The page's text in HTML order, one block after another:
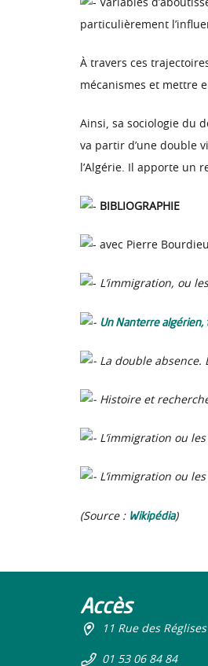
Variables
particulièrement
À travers ces
mécanismes et mettre
Ainsi, sa sociologie du
va partir d’une double
l’Algérie. Il apporte un
BIBLIOGRAPHIE
avec Pierre
L’immigration, ou
Un Nanterre
La double absence.
Histoire et
L’immigration ou
L’immigration ou
(Source : Wikipédia)
Accès
11 Rue des
01 53 06 84 84